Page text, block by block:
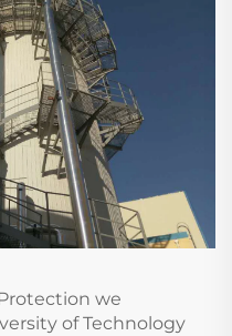
we
of Technology